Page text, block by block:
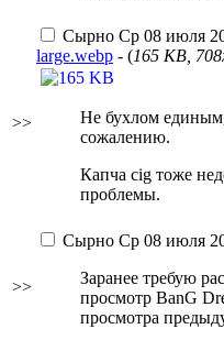
>>
Сырно Ср 08 июля
large.webp - (165 KB,
Не бухлом
сожалению.
Капча cig тоже
проблемы.
>>
Сырно Ср 08 июля
Заранее требую
просмотр BanG
просмотра